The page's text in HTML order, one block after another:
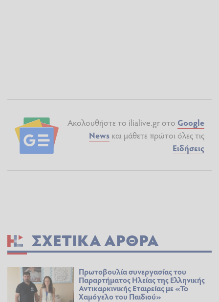
Ακολουθήστε το ilialive.gr στο Google
News και μάθετε πρώτοι όλες τις
Ειδήσεις
ΣΧΕΤΙΚΆ ΆΡΘΡΑ
Πρωτοβουλία συνεργασίας του
Παραρτήματος Ηλείας της Ελληνικής
Αντικαρκινικής Εταιρείας με «Το
Χαμόγελο του Παιδιού»